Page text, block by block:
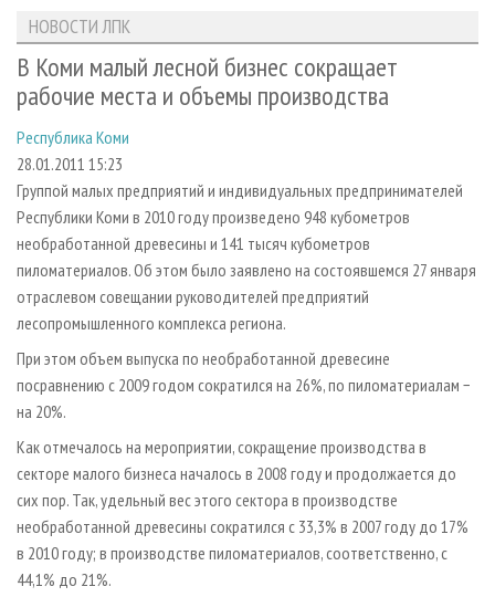
ЛЕСОЗАГОТОВКА
ЛЕСОПИЛЕНИЕ
СУШКА ДРЕВЕСИНЫ
ПРОИЗВОДСТВО ДРЕВЕСНЫХ ПЛИТ
ДЕРЕВЯННОЕ ДОМОСТРОЕНИЕ
ПРОИЗВОДСТВО МЕБЕЛИ
БИОЭНЕРГЕТИКА
ИНСТРУМЕНТ И МАТЕРИАЛЫ
НОВОСТИ ЛПК
НОВОСТИ ЖУРНАЛА
ПРОЕКТЫ ЛПИ
АНАЛИТИКА
ПРЕДПРИЯТИЯ ЛПК
ПЕРСОНЫ
МОБИЛЬНЫЕ ВЫСТАВКИ
ОФИЦИАЛЬНЫЕ ДЕЛЕГАЦИИ
ПРИОРИТЕТНЫЕ ИНВЕСТПРОЕКТЫ
RUSSIAN FORESTRY REVIEW
ГАЗЕТА ЛЕСПРОМФОРУМ
БИБЛИОТЕКА СПЕЦИАЛИСТА
АРХИВ
АРХИВ ЖУРНАЛОВ
СТАТЬИ
О ЖУРНАЛЕ
ПОДПИСКА
КОНТАКТЫ
РЕКЛАМОДАТЕЛЯМ
РЕКЛАМА
РЕКЛАМА НА САЙТЕ
НОВОСТИ ЛПК
В Коми малый лесной бизнес сокращает
рабочие места и объемы производства
Республика Коми
28.01.2011 15:23
Группой малых предприятий и индивидуальных предпринимателей
Республики Коми в 2010 году произведено 948 кубометров
необработанной древесины и 141 тысяч кубометров
пиломатериалов. Об этом было заявлено на состоявшемся 27 января
отраслевом совещании руководителей предприятий
лесопромышленного комплекса региона.
При этом объем выпуска по необработанной древесине
посравнению с 2009 годом сократился на 26%, по пиломатериалам −
на 20%.
Как отмечалось на мероприятии, сокращение производства в
секторе малого бизнеса началось в 2008 году и продолжается до
сих пор. Так, удельный вес этого сектора в производстве
необработанной древесины сократился с 33,3% в 2007 году до 17%
в 2010 году; в производстве пиломатериалов, соответственно, с
44,1% до 21%.